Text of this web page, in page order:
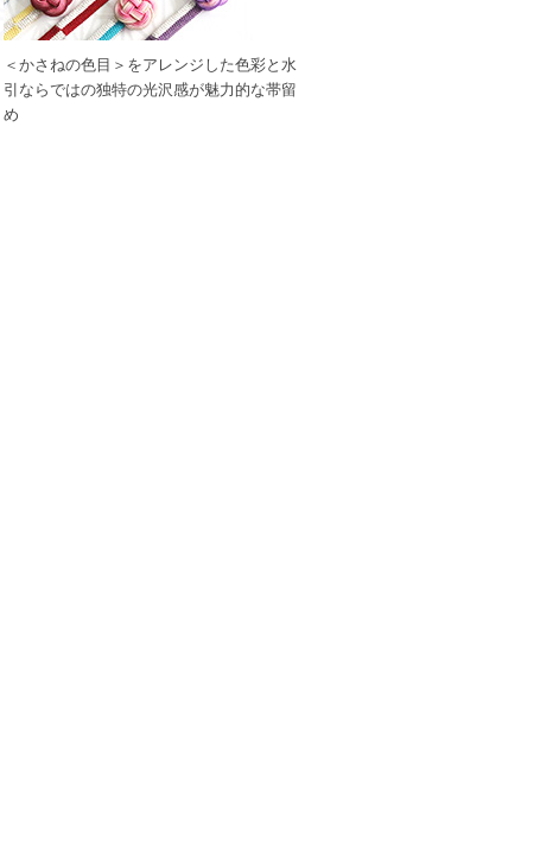
＜かさねの色目＞をアレンジした色彩と水
引ならではの独特の光沢感が魅力的な帯留
め